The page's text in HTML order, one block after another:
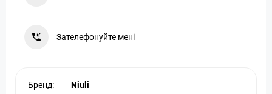
Зателефонуйте мені
Бренд: Niuli